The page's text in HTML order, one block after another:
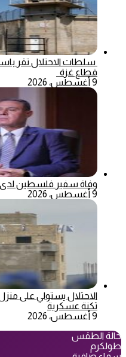
سلطات الاحتلال تقر
قطاع غزة
9 أغسطس، 2026
وفاة سفير فلسطين لدى
9 أغسطس، 2026
الاحتلال يستولي على
ثكنة عسكرية
9 أغسطس، 2026
حالة الطقس
طولكرم